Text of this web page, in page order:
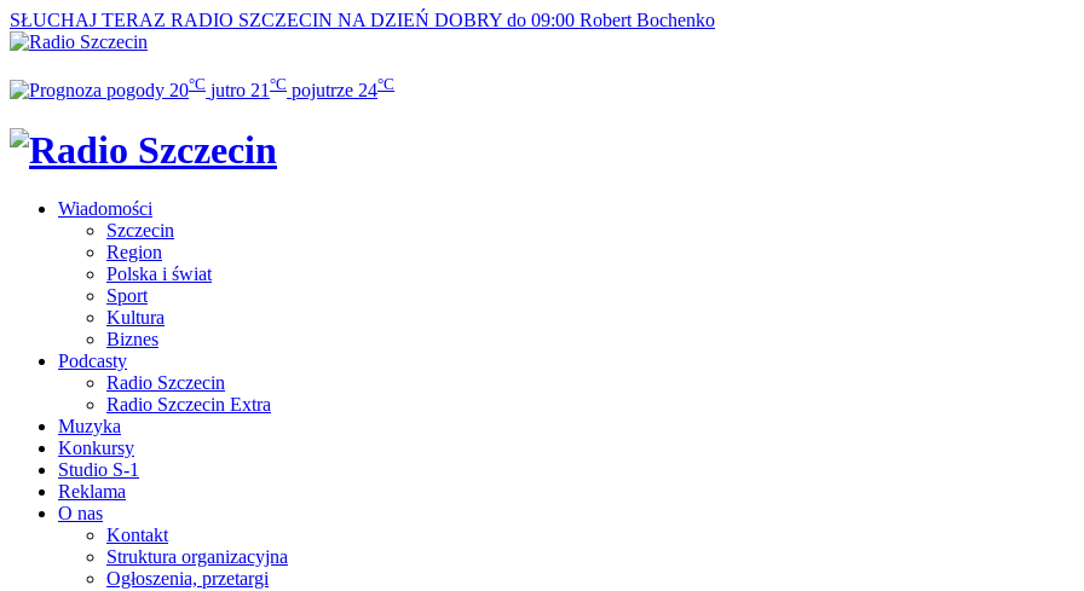
SŁUCHAJ TERAZ RADIO SZCZECIN NA DZIEŃ DOBRY do 09:00 Robert Bochenko
20°C jutro 21 °C pojutrze 24°C
Wiadomości
Szczecin
Region
Polska i świat
Sport
Kultura
Biznes
Podcasty
Radio Szczecin
Radio Szczecin Extra
Muzyka
Konkursy
Studio S-1
Reklama
O nas
Kontakt
Struktura organizacyjna
Ogłoszenia, przetargi